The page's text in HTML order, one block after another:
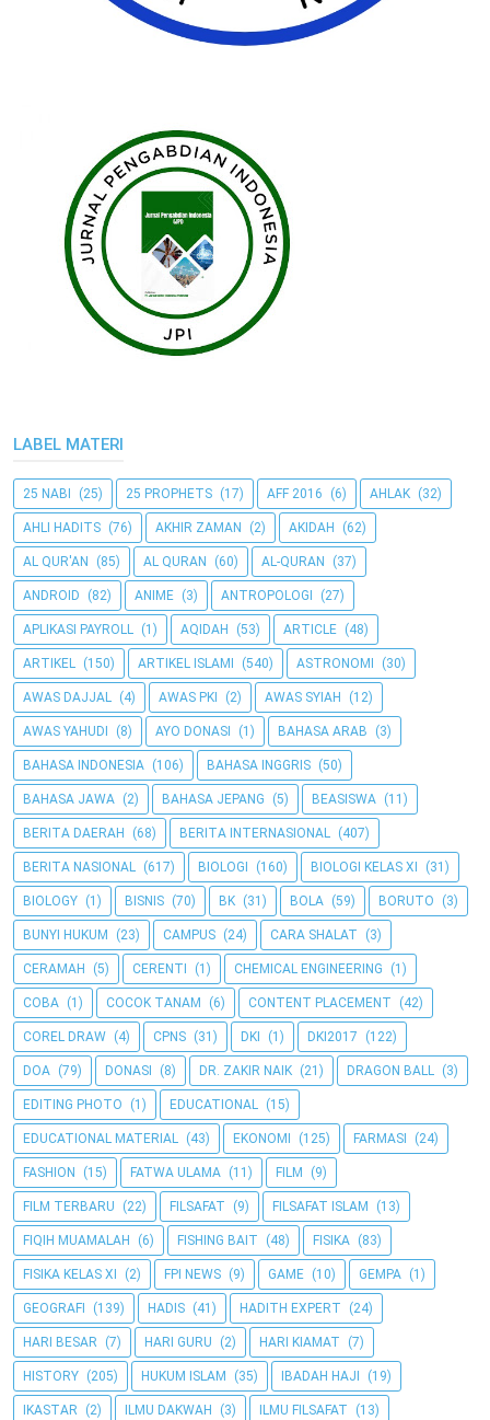
LABEL MATERI
25 NABI (25) 25 PROPHETS (17) AFF 2016 (6) AHLAK (32)
AHLI HADITS (76) AKHIR ZAMAN (2) AKIDAH (62)
AL QUR'AN (85) AL QURAN (60) AL-QURAN (37)
ANDROID (82) ANIME (3) ANTROPOLOGI (27)
APLIKASI PAYROLL (1) AQIDAH (53) ARTICLE (48)
ARTIKEL (150) ARTIKEL ISLAMI (540) ASTRONOMI (30)
AWAS DAJJAL (4) AWAS PKI (2) AWAS SYIAH (12)
AWAS YAHUDI (8) AYO DONASI (1) BAHASA ARAB (3)
BAHASA INDONESIA (106) BAHASA INGGRIS (50)
BAHASA JAWA (2) BAHASA JEPANG (5) BEASISWA (11)
BERITA DAERAH (68) BERITA INTERNASIONAL (407)
BERITA NASIONAL (617) BIOLOGI (160) BIOLOGI KELAS XI (31)
BIOLOGY (1) BISNIS (70) BK (31) BOLA (59) BORUTO (3)
BUNYI HUKUM (23) CAMPUS (24) CARA SHALAT (3)
CERAMAH (5) CERENTI (1) CHEMICAL ENGINEERING (1)
COBA (1) COCOK TANAM (6) CONTENT PLACEMENT (42)
COREL DRAW (4) CPNS (31) DKI (1) DKI2017 (122)
DOA (79) DONASI (8) DR. ZAKIR NAIK (21) DRAGON BALL (3)
EDITING PHOTO (1) EDUCATIONAL (15)
EDUCATIONAL MATERIAL (43) EKONOMI (125) FARMASI (24)
FASHION (15) FATWA ULAMA (11) FILM (9)
FILM TERBARU (22) FILSAFAT (9) FILSAFAT ISLAM (13)
FIQIH MUAMALAH (6) FISHING BAIT (48) FISIKA (83)
FISIKA KELAS XI (2) FPI NEWS (9) GAME (10) GEMPA (1)
GEOGRAFI (139) HADIS (41) HADITH EXPERT (24)
HARI BESAR (7) HARI GURU (2) HARI KIAMAT (7)
HISTORY (205) HUKUM ISLAM (35) IBADAH HAJI (19)
IKASTAR (2) ILMU DAKWAH (3) ILMU FILSAFAT (13)